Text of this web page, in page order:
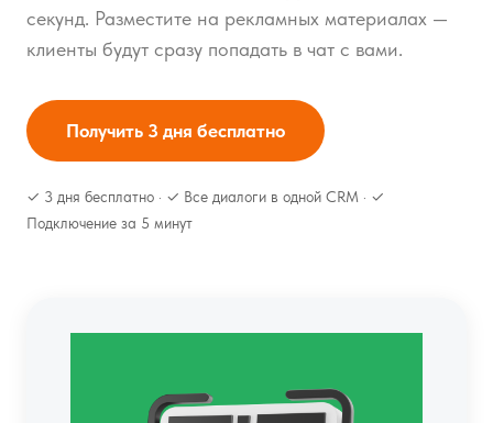
секунд. Разместите на рекламных материалах —
клиенты будут сразу попадать в чат с вами.
Получить 3 дня бесплатно
✓ 3 дня бесплатно · ✓ Все диалоги в одной CRM · ✓
Подключение за 5 минут